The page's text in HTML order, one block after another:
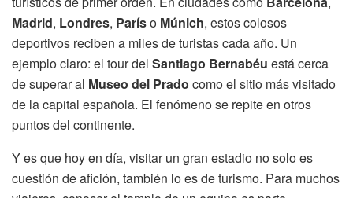
Madrid, Londres, Paríso Múnich, estos colosos
deportivos reciben a miles de turistas cada año. Un
ejemplo claro: el tour del Santiago Bernabéu está cerca
de superar al Museo del Prado como el sitio más visitado
de la capital española. El fenómeno se repite en otros
puntos del continente.
Y es que hoy en día, visitar un gran estadio no solo es
cuestión de afición, también lo es de turismo. Para muchos